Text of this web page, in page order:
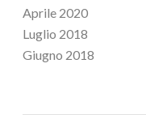
Aprile 2020
Luglio 2018
Giugno 2018